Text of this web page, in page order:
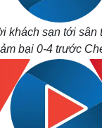
Video
E-
khách sạn tới sân
bại 0-4 trước